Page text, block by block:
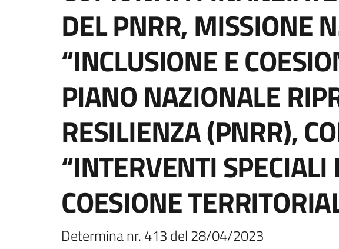
DEL PNRR, MISSIONE
“INCLUSIONE E
PIANO NAZIONALE
RESILIENZA (PNRR),
“INTERVENTI SPECIALI
COESIONE
Determina nr. 413 del 28/04/2023